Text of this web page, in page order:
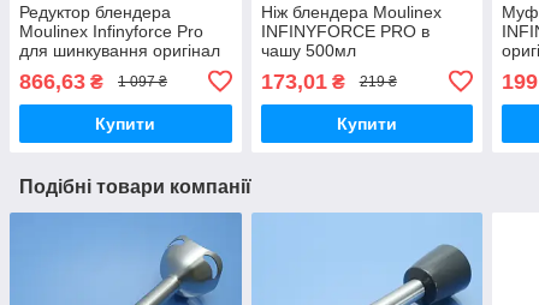
Редуктор блендера
Moulinex Infinyforce Pro
для шинкування оригінал
866,63 ₴ 1 097 ₴
Купити
Ніж блендера Moulinex
INFINYFORCE PRO в
чашу 500мл
173,01₴ 219 ₴
Купити
Подібні товари компанії